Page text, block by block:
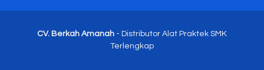
CV. Berkah Amanah - Distributor Alat Praktek SMK
Terlengkap